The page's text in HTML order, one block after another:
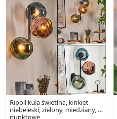
Ripoll kula świetlna, kinkiet
niebeieski, zielony, miedziany, 3-
punktowe